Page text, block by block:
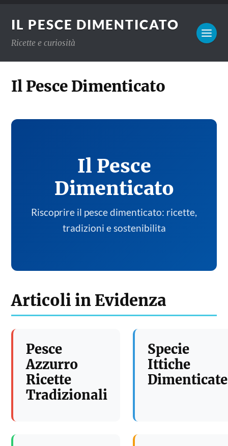
IL PESCE DIMENTICATO
Ricette e curiosità
Il Pesce Dimenticato
Il Pesce
Dimenticato
Riscoprire il pesce dimenticato: ricette,
tradizioni e sostenibilita
Articoli in Evidenza
Pesce
Azzurro
Ricette
Tradizionali
Specie
Ittiche
Dimenticate